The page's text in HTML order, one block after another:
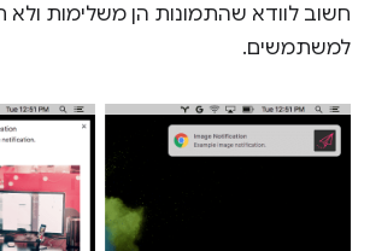
חשוב לוודא שהתמונות הן משלימות ולא
למשתמשים.